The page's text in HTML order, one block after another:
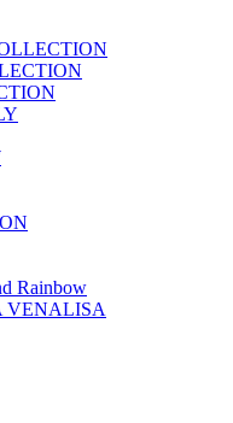
Rainbow
VENALISA